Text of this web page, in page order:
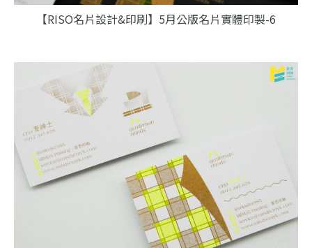
【RISO名片設計&印刷】5月公版名片實體印製-6